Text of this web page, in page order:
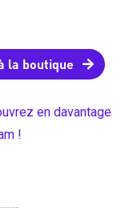
la boutique
en davantage
!